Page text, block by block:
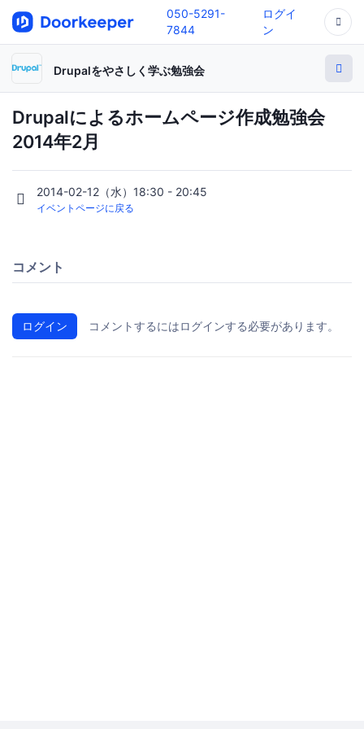
050-5291-
7844
ログイ
ン
Drupalをやさしく学ぶ勉強会
Drupalによるホームページ作成勉強会
2014年2月
2014-02-12（水）18:30 - 20:45
イベントページに戻る
コメント
ログイン コメントするにはログインする必要があります。